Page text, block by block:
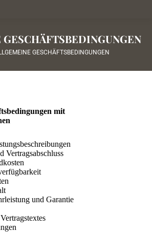
sich hier:GESCHÄFTSBEDINGUNGEN
mit
Vertragsabschluss
und Garantie